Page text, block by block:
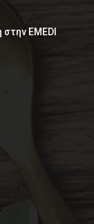
EMEDI